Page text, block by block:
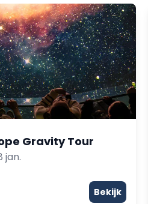
Gravity Tour
jan.
Bekijk